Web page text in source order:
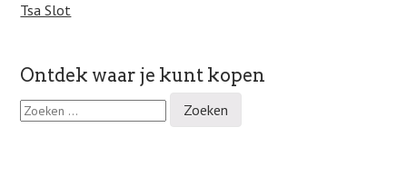
Tsa Slot
Ontdek waar je kunt kopen
Z
o